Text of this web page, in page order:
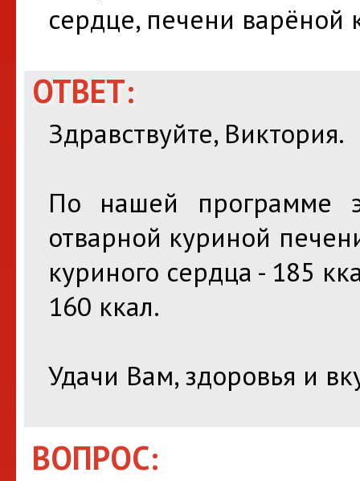
сердце, печени варёной
ОТВЕТ:
Здравствуйте, Виктория.
По нашей программе
отварной куриной
куриного сердца - 185
160 ккал.
Удачи Вам, здоровья и
ВОПРОС: